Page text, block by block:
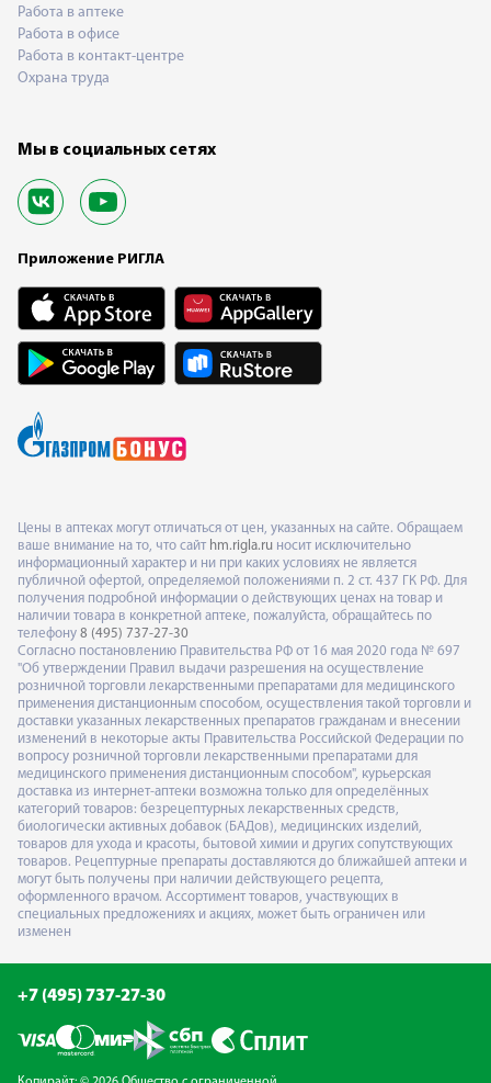
Работа в аптеке
Работа в офисе
Работа в контакт-центре
Охрана труда
Мы в социальных сетях
Приложение РИГЛА
Цены в аптеках могут отличаться от цен, указанных на сайте. Обращаем
ваше внимание на то, что сайт hm.rigla.ru носит исключительно
информационный характер и ни при каких условиях не является
публичной офертой, определяемой положениями п. 2 ст. 437 ГК РФ. Для
получения подробной информации о действующих ценах на товар и
наличии товара в конкретной аптеке, пожалуйста, обращайтесь по
телефону 8 (495) 737-27-30
Согласно постановлению Правительства РФ от 16 мая 2020 года № 697
"Об утверждении Правил выдачи разрешения на осуществление
розничной торговли лекарственными препаратами для медицинского
применения дистанционным способом, осуществления такой торговли и
доставки указанных лекарственных препаратов гражданам и внесении
изменений в некоторые акты Правительства Российской Федерации по
вопросу розничной торговли лекарственными препаратами для
медицинского применения дистанционным способом", курьерская
доставка из интернет-аптеки возможна только для определённых
категорий товаров: безрецептурных лекарственных средств,
биологически активных добавок (БАДов), медицинских изделий,
товаров для ухода и красоты, бытовой химии и других сопутствующих
товаров. Рецептурные препараты доставляются до ближайшей аптеки и
могут быть получены при наличии действующего рецепта,
оформленного врачом. Ассортимент товаров, участвующих в
специальных предложениях и акциях, может быть ограничен или
изменен
+7 (495) 737-27-30